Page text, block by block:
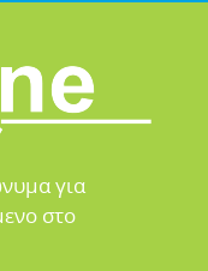
για
στο